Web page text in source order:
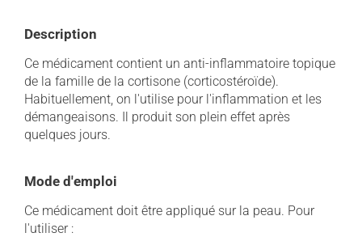
Description
Ce médicament contient un anti-inflammatoire topique
de la famille de la cortisone (corticostéroïde).
Habituellement, on l'utilise pour l'inflammation et les
démangeaisons. Il produit son plein effet après
quelques jours.
Mode d'emploi
Ce médicament doit être appliqué sur la peau. Pour
l'utiliser :